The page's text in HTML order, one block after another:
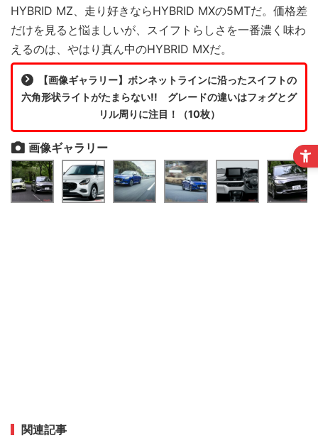
HYBRID MZ、走り好きならHYBRID MXの5MTだ。価格差
だけを見ると悩ましいが、スイフトらしさを一番濃く味わ
えるのは、やはり真ん中のHYBRID MXだ。
【画像ギャラリー】ボンネットラインに沿ったスイフトの
六角形状ライトがたまらない!! グレードの違いはフォグとグ
リル周りに注目！（10枚）
画像ギャラリー
関連記事